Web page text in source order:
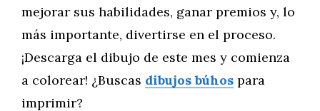
mejorar sus habilidades, ganar premios y, lo
más importante, divertirse en el proceso.
¡Descarga el dibujo de este mes y comienza
a colorear! ¿Buscas dibujos búhos para
imprimir?